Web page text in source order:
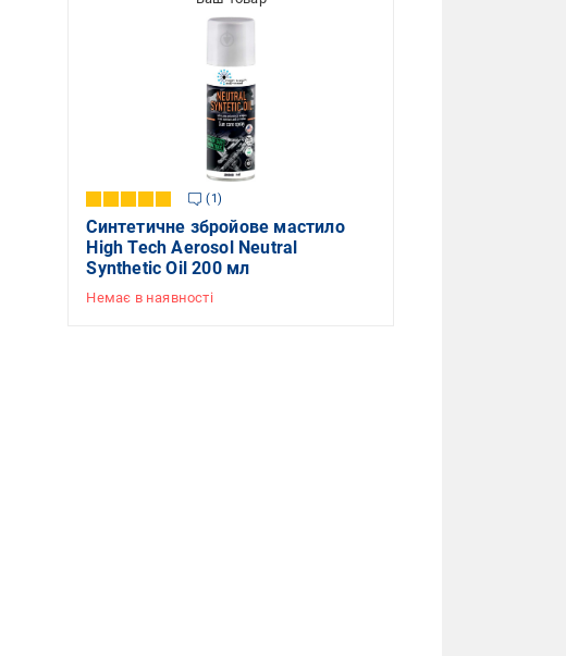
1
Синтетичне збройове мастило
High Tech Aerosol Neutral
Synthetic Oil 200 мл
Немає в наявності